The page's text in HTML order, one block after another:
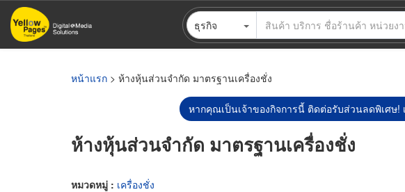
ข้าม
ไป
ธุรกิจ
หน้าแรก > ห้างหุ้นส่วนจำกัด มาตรฐานเครื่องชั่ง
หากคุณเป็นเจ้าของกิจการนี้ ติดต่อรับส่วนลดพิเศษ!
ห้างหุ้นส่วนจำกัด มาตรฐานเครื่องชั่ง
หมวดหมู่ : เครื่องชั่ง